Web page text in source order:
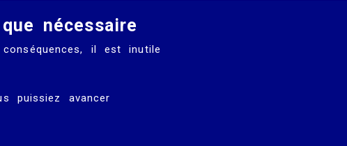
nécessaire
il est inutile
puissiez avancer